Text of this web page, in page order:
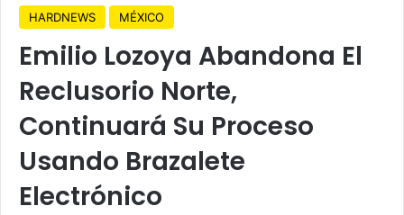
HARDNEWS MÉXICO
Emilio Lozoya Abandona El
Reclusorio Norte,
Continuará Su Proceso
Usando Brazalete
Electrónico